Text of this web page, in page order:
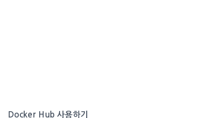
Docker Hub 사용하기